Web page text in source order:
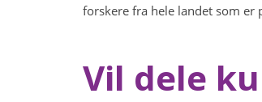
forskere fra hele landet som
Vil dele